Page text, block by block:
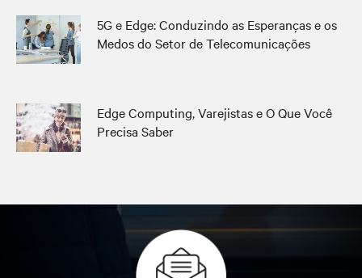
5G e Edge: Conduzindo as Esperanças e os
Medos do Setor de Telecomunicações
Edge Computing, Varejistas e O Que Você
Precisa Saber